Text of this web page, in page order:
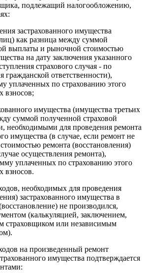
подлежащий налогообложению,
застрахованного имущества
как разница между суммой
выплаты и рыночной стоимостью
на дату заключения указанного
страхового случая - по
гражданской ответственности),
уплаченных по страхованию этого
взносов;
имущества (имущества третьих
суммой полученной страховой
необходимыми для проведения ремонта
имущества (в случае, если ремонт не
ремонта (восстановления)
осуществления ремонта),
уплаченных по страхованию этого
взносов.
необходимых для проведения
застрахованного имущества в
не производился,
(калькуляцией, заключением,
страховщиком или независимым
на произведенный ремонт
имущества подтверждается